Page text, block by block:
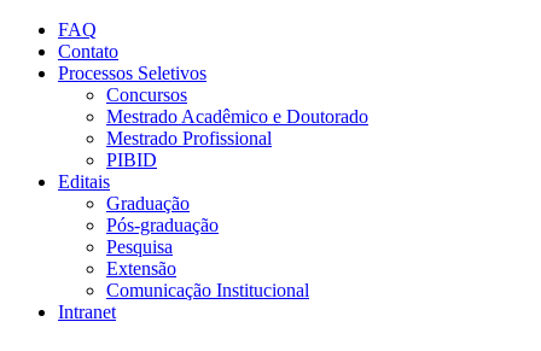
Conteúdo principal
FAQ
Contato
Processos Seletivos
Concursos
Mestrado Acadêmico e Doutorado
Mestrado Profissional
PIBID
Editais
Graduação
Pós-graduação
Pesquisa
Extensão
Comunicação Institucional
Intranet